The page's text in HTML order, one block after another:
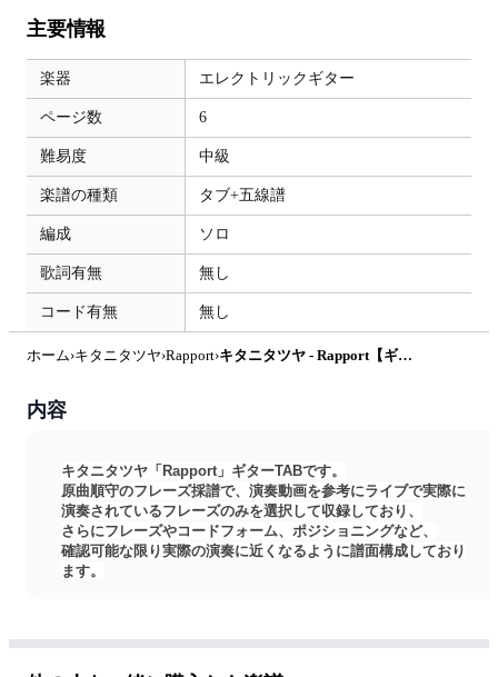
主要情報
楽器 エレクトリックギター
ページ数 6
難易度 中級
楽譜の種類 タブ+五線譜
編成 ソロ
歌詞有無 無し
コード有無 無し
ホーム›キタニタツヤ›Rapport› キタニタツヤ - Rapport【ギターTAB】 by はちみつヨーグルト
内容
キタニタツヤ「Rapport」ギターTABです。
原曲順守のフレーズ採譜で、演奏動画を参考にライブで実際に
演奏されているフレーズのみを選択して収録しており、
さらにフレーズやコードフォーム、ポジショニングなど、
確認可能な限り実際の演奏に近くなるように譜面構成しており
ます。
VOCALOID
ボーカロイド